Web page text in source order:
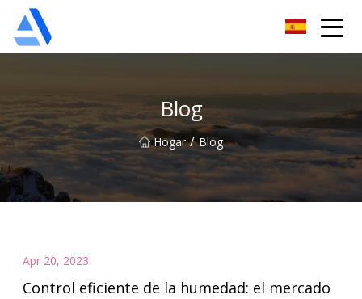
Blog
Hogar / Blog
Apr 20, 2023
Control eficiente de la humedad: el mercado